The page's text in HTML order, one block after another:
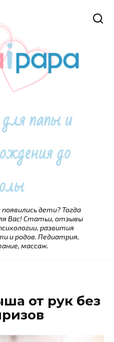
папы и
до
дети? Тогда
Вас! Статьи, отзывы
развития
и родов. Педиатрия,
массаж.
от рук без